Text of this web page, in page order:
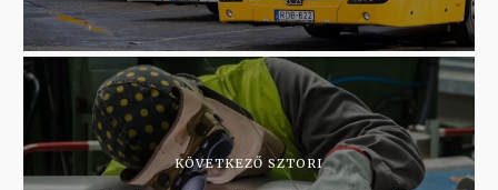
KÖVETKEZŐ SZTORI